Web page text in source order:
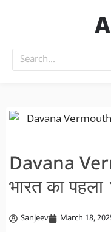
Davana
भारत का
Sanjeev March 18,